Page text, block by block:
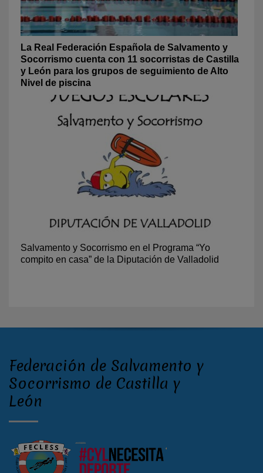
La Real Federación Española de Salvamento y
Socorrismo cuenta con 11 socorristas de Castilla
y León para los grupos de seguimiento de Alto
Nivel de piscina
Salvamento y Socorrismo en el Programa “Yo
compito en casa” de la Diputación de Valladolid
Federación de Salvamento y
Socorrismo de Castilla y
León